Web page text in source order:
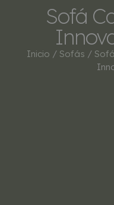
Sofá
Inicio / Sofás /